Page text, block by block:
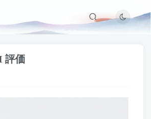
評価